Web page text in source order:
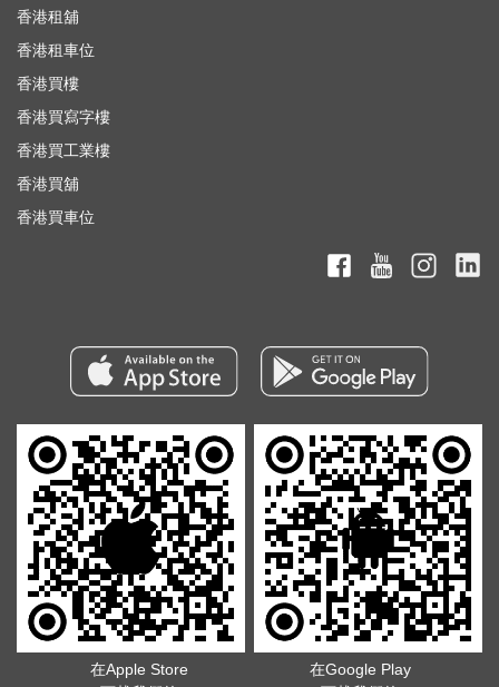
香港租舖
香港租車位
香港買樓
香港買寫字樓
香港買工業樓
香港買舖
香港買車位
在Apple Store
在Google Play